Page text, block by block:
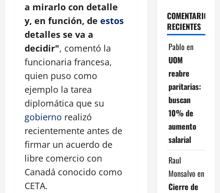
a mirarlo con detalle
y, en función, de estos
detalles se va a
decidir", comentó la
funcionaria francesa,
quien puso como
ejemplo la tarea
diplomática que su
gobierno realizó
recientemente antes de
firmar un acuerdo de
libre comercio con
Canadá conocido como
CETA.
COMENTARIOS
RECIENTES
Pablo en
UOM
reabre
paritarias:
buscan
10% de
aumento
salarial
Raul
Monsalvo en
Cierre de